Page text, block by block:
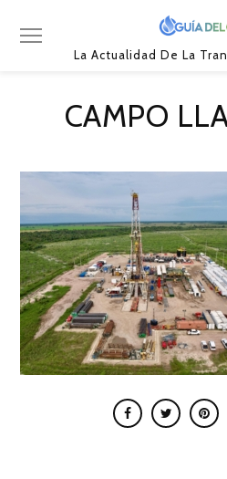
La Actualidad De La
CAMPO